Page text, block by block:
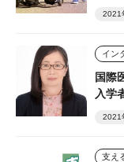
2021
国際
入学
2021